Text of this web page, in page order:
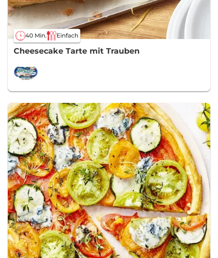
40 Min. Einfach
Cheesecake Tarte mit Trauben